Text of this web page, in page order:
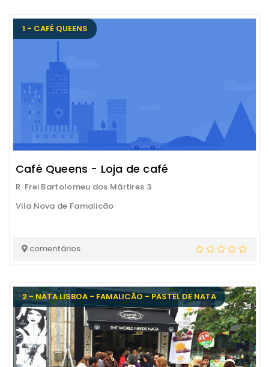
1 - CAFÉ QUEENS
Café Queens - Loja de café
R. Frei Bartolomeu dos Mártires 3
Vila Nova de Famalicão
comentários
2 - NATA LISBOA - FAMALICÃO - PASTEL DE NATA